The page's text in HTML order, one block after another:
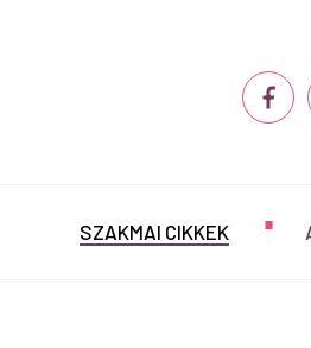
SZAKMAI CIKKEK